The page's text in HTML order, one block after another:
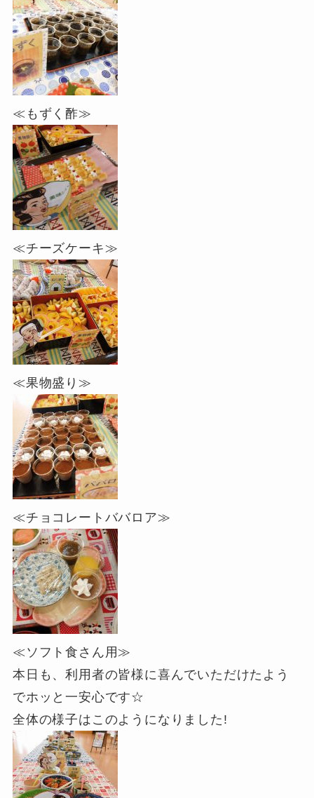
≪もずく酢≫
≪チーズケーキ≫
≪果物盛り≫
≪チョコレートババロア≫
≪ソフト食さん用≫
本日も、利用者の皆様に喜んでいただけたよう
でホッと一安心です☆
全体の様子はこのようになりました!